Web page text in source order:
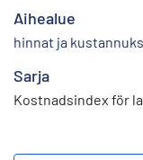
Aihealue
hinnat ja
Sarja
Kostnadsindex för